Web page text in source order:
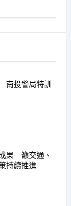
南投警局特訓
果 籲交通、
持續推進